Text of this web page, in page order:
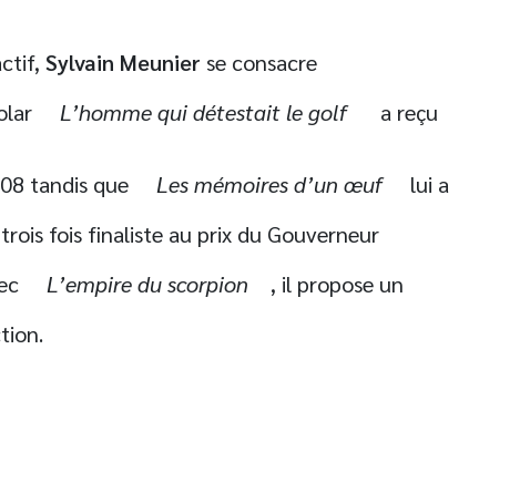
Sylvain Meunier se consacre
L’homme qui détestait le golf a reçu
tandis que Les mémoires d’un œuf
lui a
fois finaliste au prix du Gouverneur
L’empire du scorpion
, il propose un